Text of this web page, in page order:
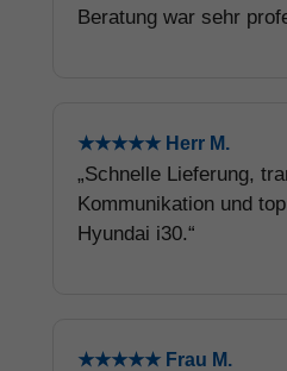
Beratung war sehr
★★★★★ Herr M.
„Schnelle Lieferung,
Kommunikation und
Hyundai i30.“
★★★★★ Frau M.